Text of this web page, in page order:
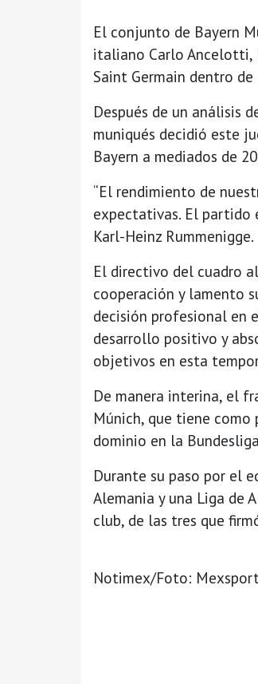
El conjunto de Bayern
italiano Carlo Ancelotti,
Saint Germain dentro de
Después de un análisis
muniqués decidió este
Bayern a mediados de
“El rendimiento de
expectativas. El partido
Karl-Heinz Rummenigge.
El directivo del cuadro
cooperación y lamento
decisión profesional en
desarrollo positivo y
objetivos en esta
De manera interina, el
Múnich, que tiene
dominio en la
Durante su paso por el
Alemania y una Liga de
club, de las tres que
Notimex/Foto: